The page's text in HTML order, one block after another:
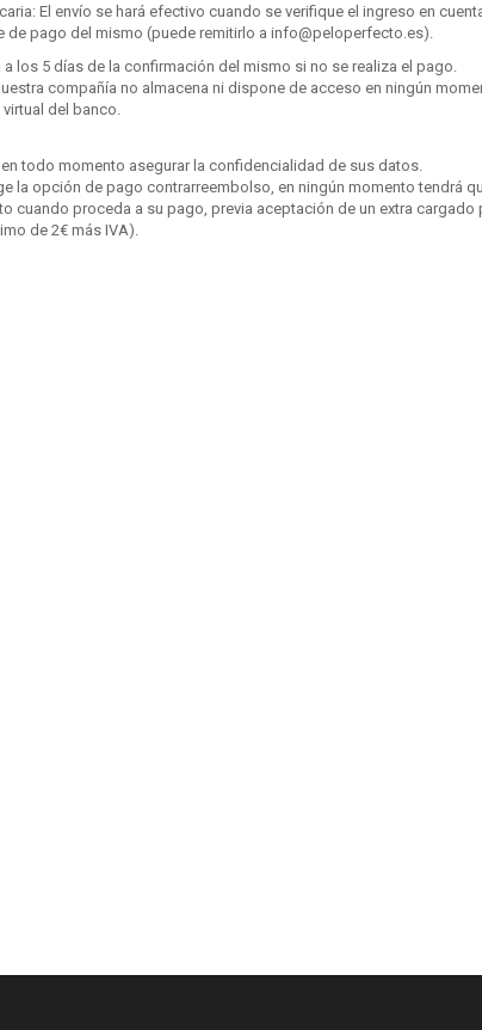
El envío se hará efectivo cuando se verifique el ingreso en
de pago del mismo (puede remitirlo a info@peloperfecto.es).
los 5 días de la confirmación del mismo si no se realiza el pago.
compañía no almacena ni dispone de acceso en ningún
del banco.
todo momento asegurar la confidencialidad de sus datos.
la opción de pago contrarreembolso, en ningún momento tendrá
cuando proceda a su pago, previa aceptación de un extra
de 2€ más IVA).